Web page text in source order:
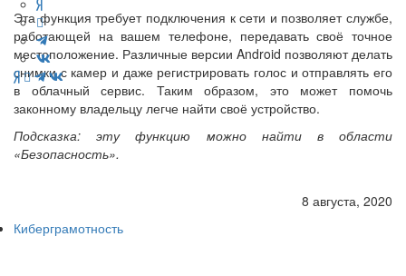
Эта функция требует подключения к сети и позволяет службе,
работающей на вашем телефоне, передавать своё точное
местоположение. Различные версии Android позволяют делать
снимки с камер и даже регистрировать голос и отправлять его
в облачный сервис. Таким образом, это может помочь
законному владельцу легче найти своё устройство.
Подсказка: эту функцию можно найти в области
«Безопасность».
8 августа, 2020
Киберграмотность